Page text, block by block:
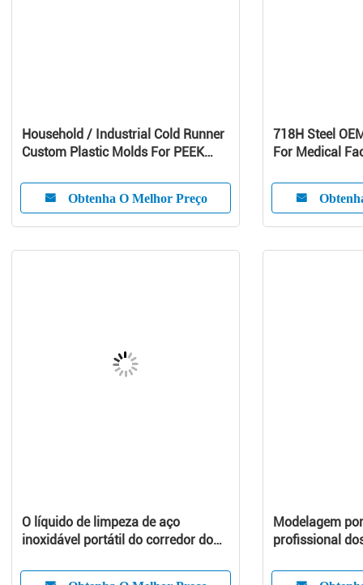
Household / Industrial Cold Runner
Custom Plastic Molds For PEEK
Obtenha O Melhor Preço
718H Steel
For Medical
O líquido de limpeza de aço
inoxidável portátil do corredor do
modelo
Modelagem
profissional